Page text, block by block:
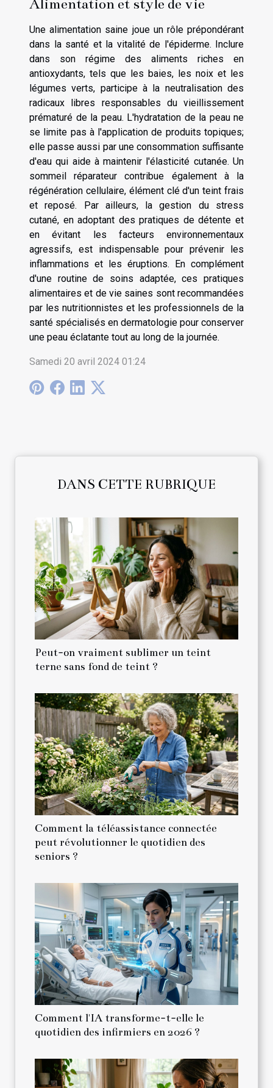
Alimentation et style de vie
Une alimentation saine joue un rôle prépondérant
dans la santé et la vitalité de l'épiderme. Inclure
dans son régime des aliments riches en
antioxydants, tels que les baies, les noix et les
légumes verts, participe à la neutralisation des
radicaux libres responsables du vieillissement
prématuré de la peau. L'hydratation de la peau ne
se limite pas à l'application de produits topiques;
elle passe aussi par une consommation suffisante
d'eau qui aide à maintenir l'élasticité cutanée. Un
sommeil réparateur contribue également à la
régénération cellulaire, élément clé d'un teint frais
et reposé. Par ailleurs, la gestion du stress
cutané, en adoptant des pratiques de détente et
en évitant les facteurs environnementaux
agressifs, est indispensable pour prévenir les
inflammations et les éruptions. En complément
d'une routine de soins adaptée, ces pratiques
alimentaires et de vie saines sont recommandées
par les nutritionnistes et les professionnels de la
santé spécialisés en dermatologie pour conserver
une peau éclatante tout au long de la journée.
Samedi 20 avril 2024 01:24
DANS CETTE RUBRIQUE
Peut-on vraiment sublimer un teint
terne sans fond de teint ?
Comment la téléassistance connectée
peut révolutionner le quotidien des
seniors ?
Comment l'IA transforme-t-elle le
quotidien des infirmiers en 2026 ?